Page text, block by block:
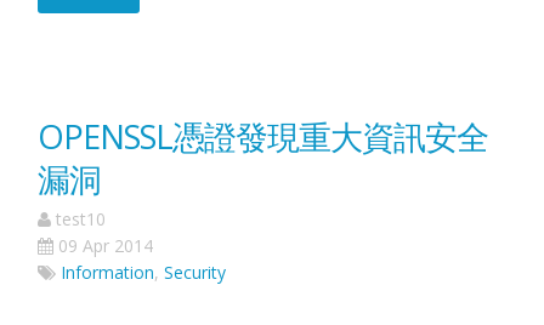
OPENSSL憑證發現重大資訊安全
漏洞
test10
09 Apr 2014
Information, Security